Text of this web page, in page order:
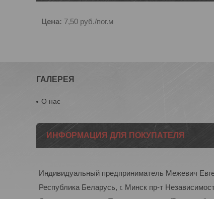
Цена: 7,50 руб./пог.м
ГАЛЕРЕЯ
О нас
ИНФОРМАЦИЯ ДЛЯ ПОКУПАТЕЛЯ
Индивидуальный предприниматель Межевич
Республика Беларусь, г. Минск пр-т